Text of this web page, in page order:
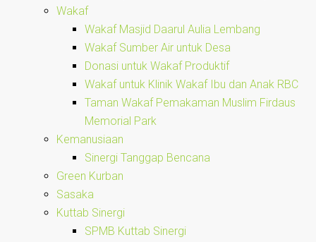
Wakaf
Wakaf Masjid Daarul Aulia Lembang
Wakaf Sumber Air untuk Desa
Donasi untuk Wakaf Produktif
Wakaf untuk Klinik Wakaf Ibu dan Anak RBC
Taman Wakaf Pemakaman Muslim Firdaus
Memorial Park
Kemanusiaan
Sinergi Tanggap Bencana
Green Kurban
Sasaka
Kuttab Sinergi
SPMB Kuttab Sinergi